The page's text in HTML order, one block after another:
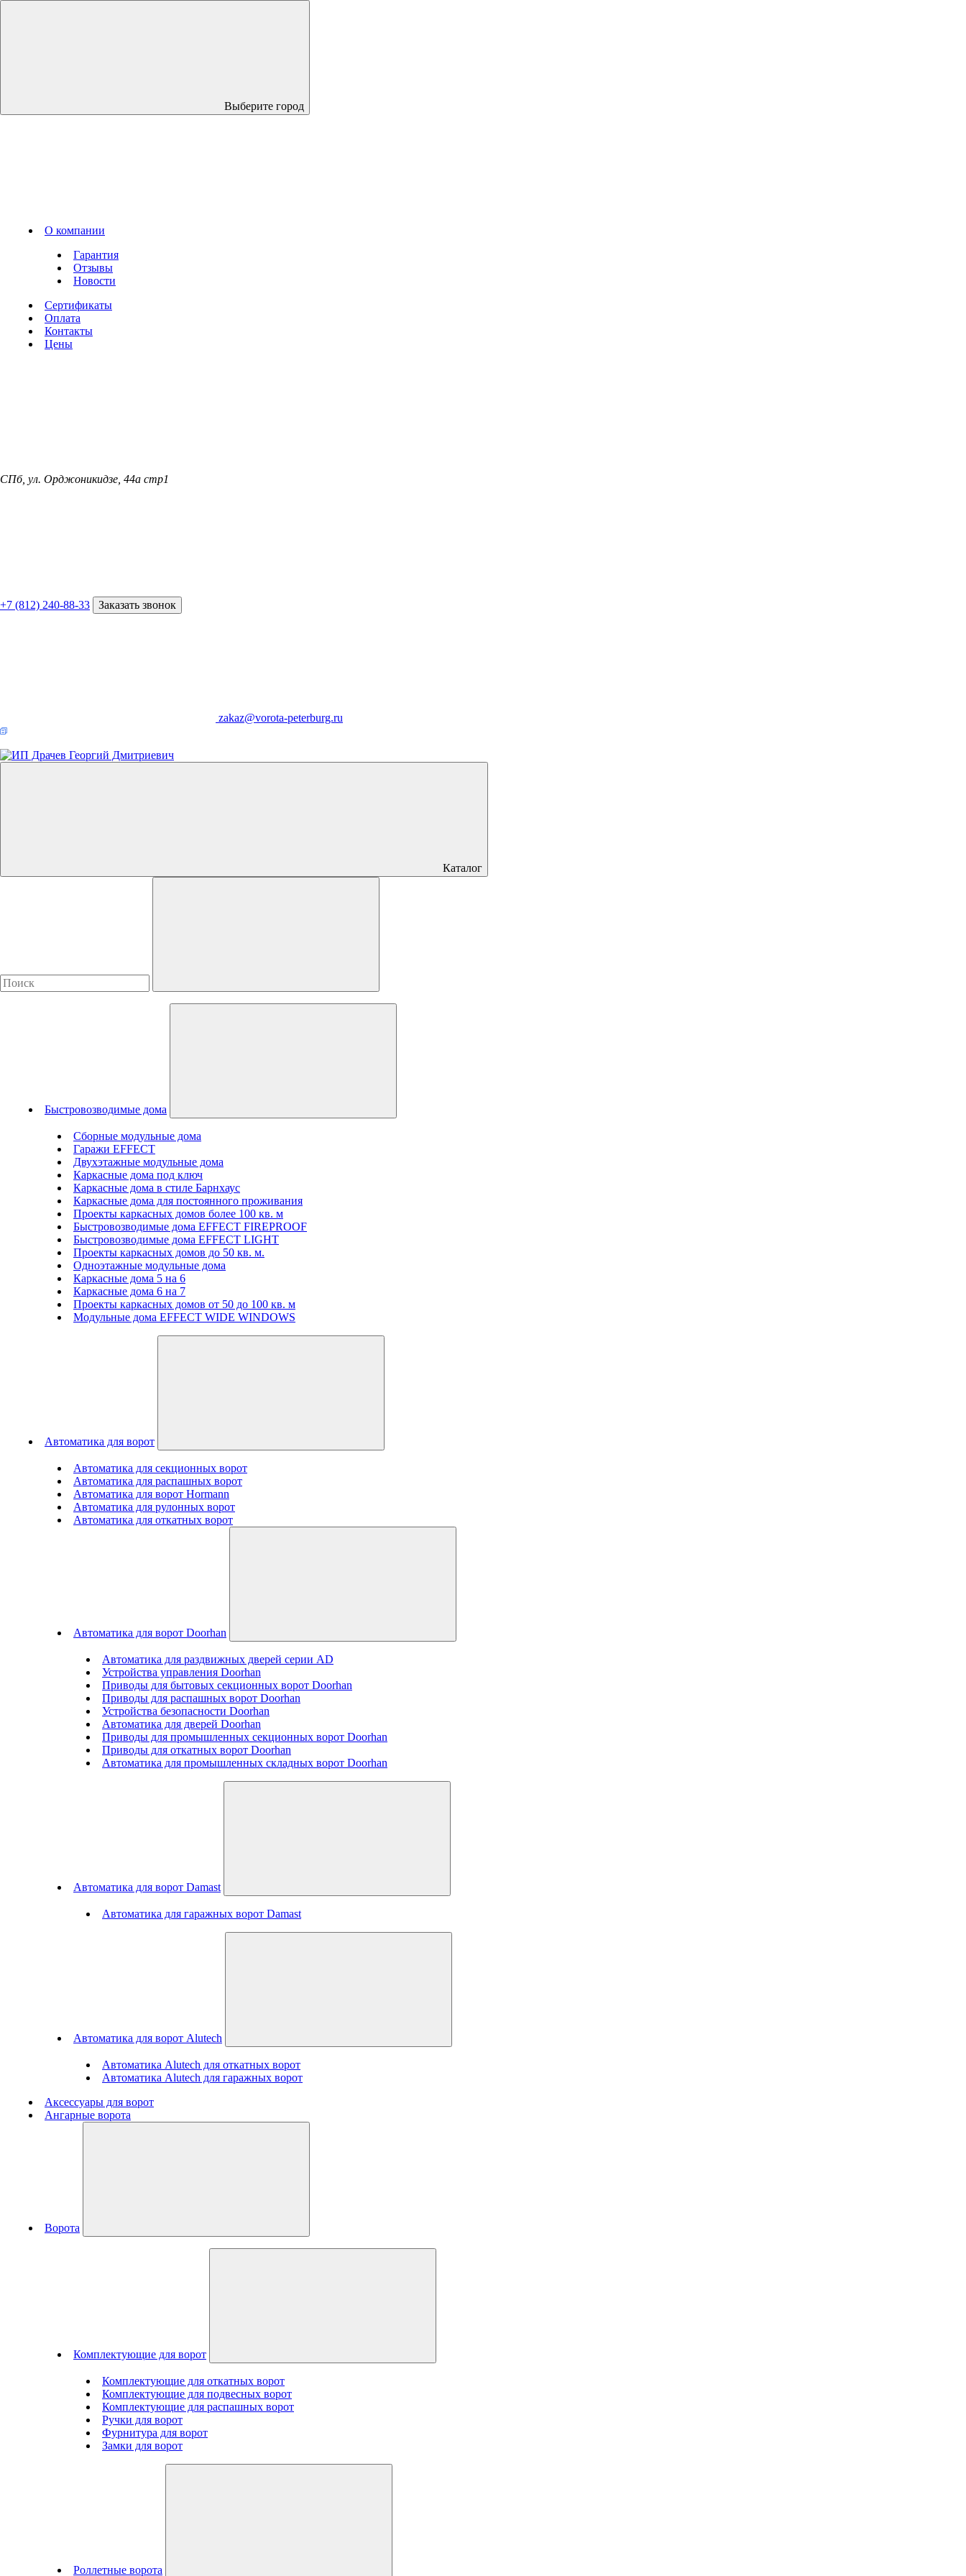
Выберите город
О компании
Гарантия
Отзывы
Новости
Сертификаты
Оплата
Контакты
Цены
СПб, ул. Орджоникидзе, 44а стр1
+7 (812) 240-88-33 Заказать звонок
zakaz@vorota-peterburg.ru
Каталог
Быстровозводимые дома
Сборные модульные дома
Гаражи EFFECT
Двухэтажные модульные дома
Каркасные дома под ключ
Каркасные дома в стиле Барнхаус
Каркасные дома для постоянного проживания
Проекты каркасных домов более 100 кв. м
Быстровозводимые дома EFFECT FIREPROOF
Быстровозводимые дома EFFECT LIGHT
Проекты каркасных домов до 50 кв. м.
Одноэтажные модульные дома
Каркасные дома 5 на 6
Каркасные дома 6 на 7
Проекты каркасных домов от 50 до 100 кв. м
Модульные дома EFFECT WIDE WINDOWS
Автоматика для ворот
Автоматика для секционных ворот
Автоматика для распашных ворот
Автоматика для ворот Hormann
Автоматика для рулонных ворот
Автоматика для откатных ворот
Автоматика для ворот Doorhan
Автоматика для раздвижных дверей серии AD
Устройства управления Doorhan
Приводы для бытовых секционных ворот Doorhan
Приводы для распашных ворот Doorhan
Устройства безопасности Doorhan
Автоматика для дверей Doorhan
Приводы для промышленных секционных ворот Doorhan
Приводы для откатных ворот Doorhan
Автоматика для промышленных складных ворот Doorhan
Автоматика для ворот Damast
Автоматика для гаражных ворот Damast
Автоматика для ворот Alutech
Автоматика Alutech для откатных ворот
Автоматика Alutech для гаражных ворот
Аксессуары для ворот
Ангарные ворота
Ворота
Комплектующие для ворот
Комплектующие для откатных ворот
Комплектующие для подвесных ворот
Комплектующие для распашных ворот
Ручки для ворот
Фурнитура для ворот
Замки для ворот
Роллетные ворота